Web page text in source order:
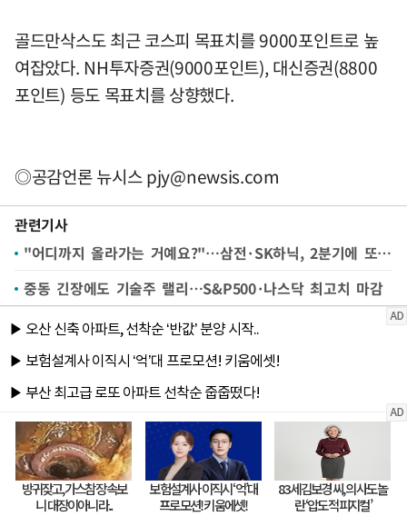
골드만삭스도 최근 코스피 목표치를 9000포인트로 높
여잡았다. NH투자증권(9000포인트), 대신증권(8800
포인트) 등도 목표치를 상향했다.
◎공감언론 뉴시스pjy@newsis.com
관련기사
"어디까지 올라가는 거예요?"…삼전·SK하닉, 2분기에 또 함박웃음 지을 수 있을까
중동 긴장에도 기술주 랠리…S&P500·나스닥 최고치 마감